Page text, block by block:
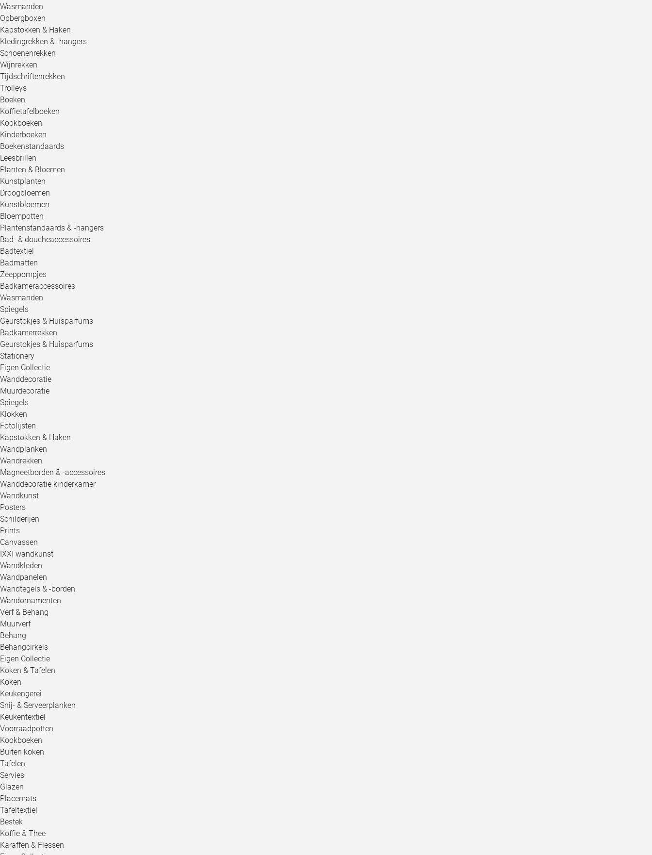
Wasmanden
Opbergboxen
Kapstokken & Haken
Kledingrekken & -hangers
Schoenenrekken
Wijnrekken
Tijdschriftenrekken
Trolleys
Boeken
Koffietafelboeken
Kookboeken
Kinderboeken
Boekenstandaards
Leesbrillen
Planten & Bloemen
Kunstplanten
Droogbloemen
Kunstbloemen
Bloempotten
Plantenstandaards & -hangers
Bad- & doucheaccessoires
Badtextiel
Badmatten
Zeeppompjes
Badkameraccessoires
Wasmanden
Spiegels
Geurstokjes & Huisparfums
Badkamerrekken
Geurstokjes & Huisparfums
Stationery
Eigen Collectie
Wanddecoratie
Muurdecoratie
Spiegels
Klokken
Fotolijsten
Kapstokken & Haken
Wandplanken
Wandrekken
Magneetborden & -accessoires
Wanddecoratie kinderkamer
Wandkunst
Posters
Schilderijen
Prints
Canvassen
IXXI wandkunst
Wandkleden
Wandpanelen
Wandtegels & -borden
Wandornamenten
Verf & Behang
Muurverf
Behang
Behangcirkels
Eigen Collectie
Koken & Tafelen
Koken
Keukengerei
Snij- & Serveerplanken
Keukentextiel
Voorraadpotten
Kookboeken
Buiten koken
Tafelen
Servies
Glazen
Placemats
Tafeltextiel
Bestek
Koffie & Thee
Karaffen & Flessen